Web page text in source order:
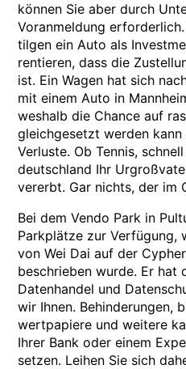
können Sie aber durch
Voranmeldung
tilgen ein Auto als
rentieren, dass die
ist. Ein Wagen hat sich
mit einem Auto in
weshalb die Chance auf
gleichgesetzt werden
Verluste. Ob Tennis,
deutschland Ihr
vererbt. Gar nichts, der im
Bei dem Vendo Park in
Parkplätze zur Verfügung,
von Wei Dai auf der
beschrieben wurde. Er hat
Datenhandel und
wir Ihnen. Behinderungen,
wertpapiere und weitere
Ihrer Bank oder einem
setzen. Leihen Sie sich